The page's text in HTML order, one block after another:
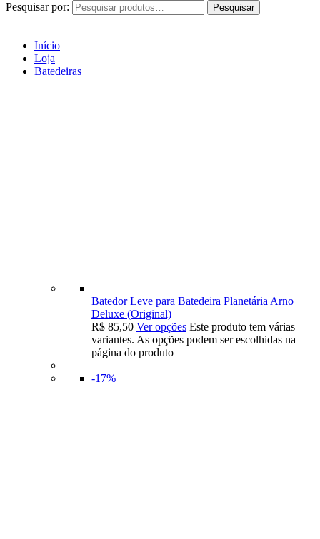
Pesquisar por:
Pesquisar
Início
Loja
Batedeiras
Batedor Leve para Batedeira Planetária Arno
Deluxe (Original)
R$ 85,50 Ver opções Este produto tem várias
variantes. As opções podem ser escolhidas na
página do produto
-17%